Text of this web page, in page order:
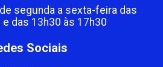
segunda a sexta-feira das
e das 13h30 às 17h30
Sociais